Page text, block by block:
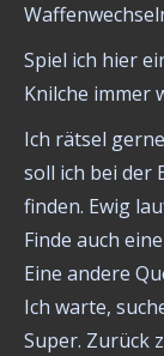
Spiel ich hier
Knilche immer
Ich rätsel
soll ich bei der
finden. Ewig
Finde auch
Eine andere
Ich warte,
Super. Zurück